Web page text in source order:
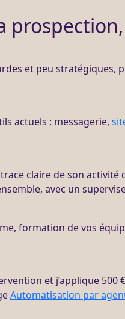
et peu
actuels : messagerie,
claire de son activité
avec un
formation de vos
et j’applique 500 €
Automatisation par